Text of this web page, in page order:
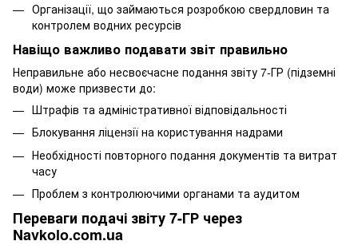
Організації, що займаються розробкою свердловин та
контролем водних ресурсів
Навіщо важливо подавати звіт правильно
Неправильне або несвоєчасне подання звіту 7-ГР (підземні
води) може призвести до:
Штрафів та адміністративної відповідальності
Блокування ліцензії на користування надрами
Необхідності повторного подання документів та витрат
часу
Проблем з контролюючими органами та аудитом
Переваги подачі звіту 7-ГР через
Navkolo.com.ua